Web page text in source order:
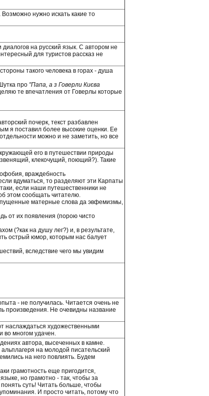
нужно искать какие то
на русский язык. С автором не
для туристов рассказ не
такого человека в горах - душа
про "Папа, а з Говерли Києва
те впечатления от Говерлы которые
почерк, текст разбавлен
я поставил более высокие оценки. Ее
можно и не заметить, но все
его в путешествии природы
клекочущий, поющий?). Такие
враждебность
вдуматься, то разделяют эти Карпаты
если наши путешественники не
этом сообщать читателю.
матерные слова да эвфемизмы,
от их появления (порою чисто
(?как на душу лег?) и, в результате,
острый юмор, которым нас балует
вследствие чего мы увидим
- не получилась. Читается очень не
произведения. Не очевидны название
наслаждаться художественными
во многом удачен.
автора, высеченных в камне.
на молодой писательский
на него повлиять. Будем
грамотность еще пригодится,
но грамотно - так, чтобы за
суть! Читать больше, чтобы
И просто читать, потому что